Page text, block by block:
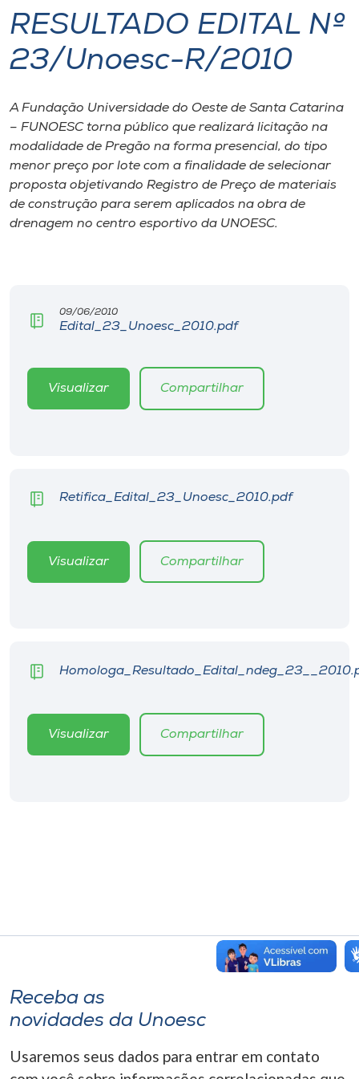
I.nova
Cultura
CPA
Biblioteca
Rádio
Museu
RESULTADO EDITAL Nº
23/Unoesc-R/2010
A Fundação Universidade do Oeste de Santa Catarina
– FUNOESC torna público que realizará licitação na
modalidade de Pregão na forma presencial, do tipo
menor preço por lote com a finalidade de selecionar
proposta objetivando Registro de Preço de materiais
de construção para serem aplicados na obra de
drenagem no centro esportivo da UNOESC.
09/06/2010
Edital_23_Unoesc_2010.pdf
Visualizar Compartilhar
Retifica_Edital_23_Unoesc_2010.pdf
Visualizar Compartilhar
Visualizar Compartilhar
Receba as
novidades da Unoesc
Usaremos seus dados para entrar em contato